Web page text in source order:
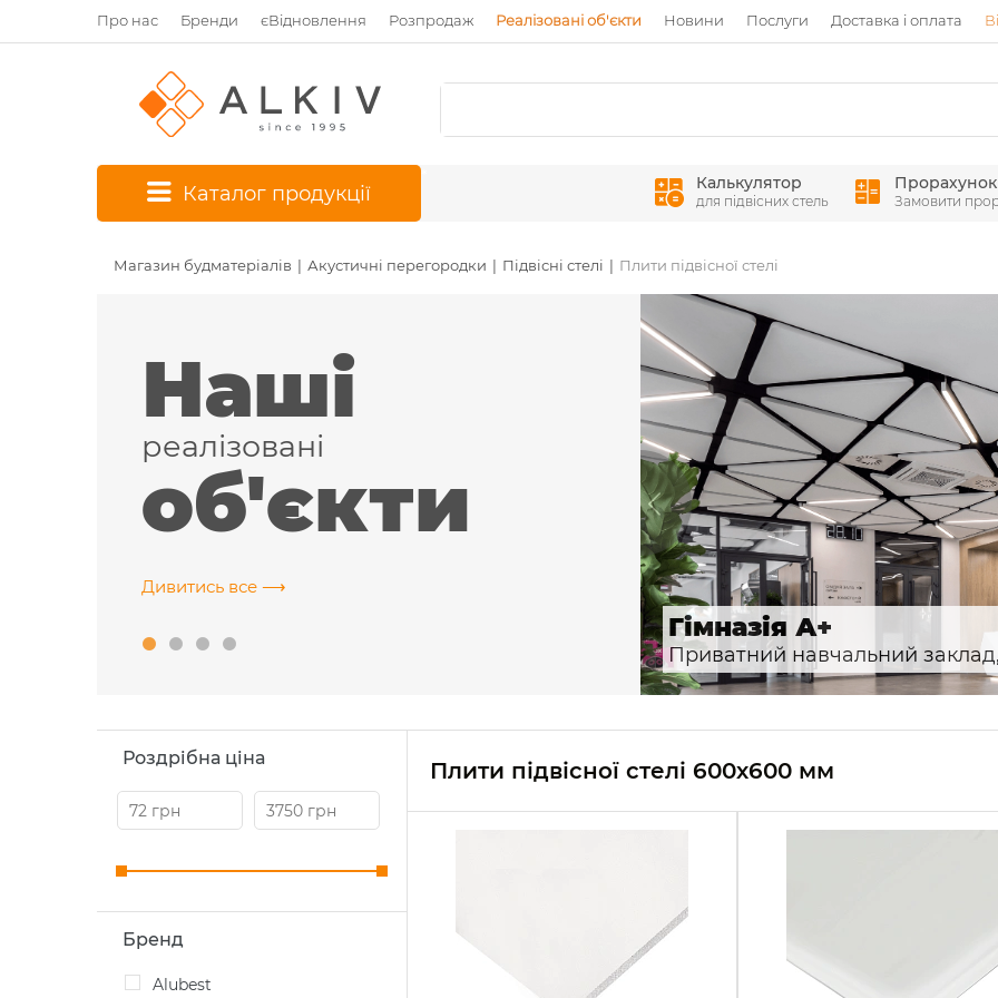
Про нас Бренди єВідновлення Розпродаж Реалізовані об'єкти Новини Послуги Доставка і оплата
Каталог продукції Калькулятор
для підвісних стель
Прорахунок
Замовити
Магазин будматеріалів Акустичні перегородки Підвісні стелі Плити підвісної стелі
Наші
реалізовані
об'єкти
Дивитись все ⟶
ІТ-компанія, м. Харків
Гімназія А+
Приватний навчальний
Роздрібна ціна
Бренд
Alubest
Плити підвісної стелі 600х600 мм